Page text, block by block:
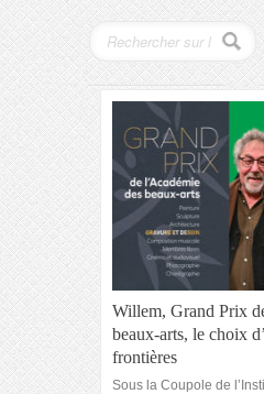
Willem, Grand Prix
beaux-arts, le choix
frontières
Sous la Coupole de